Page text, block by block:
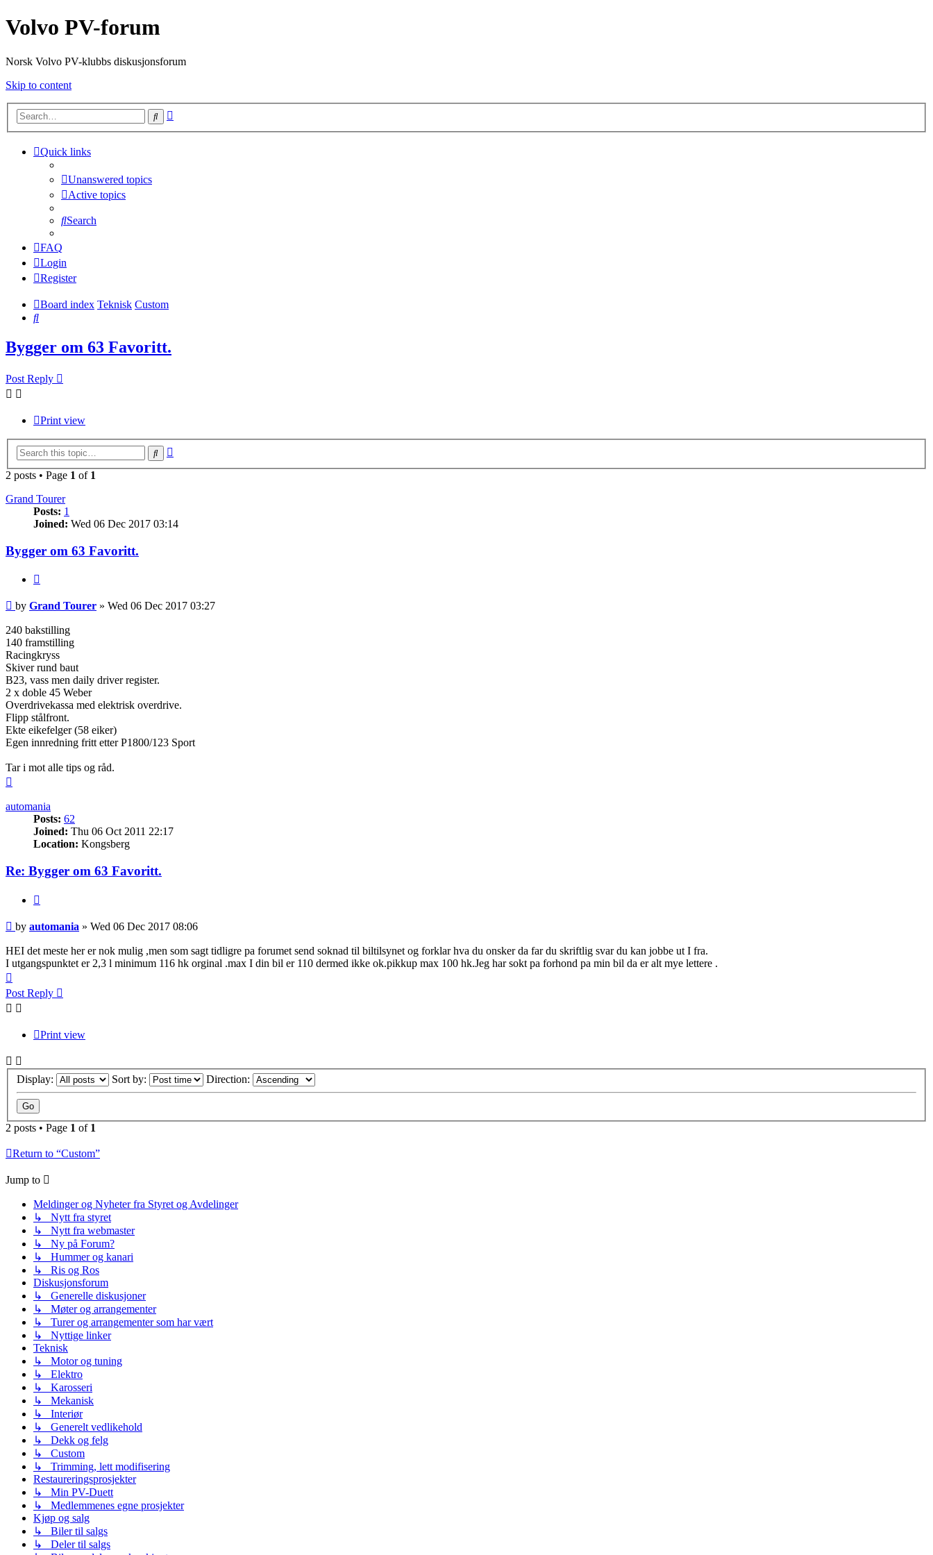
Volvo PV-forum
Norsk Volvo PV-klubbs diskusjonsforum
Skip to content
Search
Quick links
Unanswered topics
Active topics
Search
FAQ
Login
Register
Board index Teknisk Custom
Search
Bygger om 63 Favoritt.
Post Reply
Print view
Search
2 posts • Page 1 of 1
Grand Tourer
Posts: 1
Joined: Wed 06 Dec 2017 03:14
Bygger om 63 Favoritt.
Post
by Grand Tourer » Wed 06 Dec 2017 03:27
240 bakstilling
140 framstilling
Racingkryss
Skiver rund baut
B23, vass men daily driver register.
2 x doble 45 Weber
Overdrivekassa med elektrisk overdrive.
Flipp stålfront.
Ekte eikefelger (58 eiker)
Egen innredning fritt etter P1800/123 Sport
Tar i mot alle tips og råd.
automania
Posts: 62
Joined: Thu 06 Oct 2011 22:17
Location: Kongsberg
Re: Bygger om 63 Favoritt.
Post
by automania » Wed 06 Dec 2017 08:06
HEI det meste her er nok mulig ,men som sagt tidligre pa forumet send soknad til biltilsynet og forklar hva du onsker da far du skriftlig svar du kan jobbe ut I fra.
I utgangspunktet er 2,3 l minimum 116 hk orginal .max I din bil er 110 dermed ikke ok.pikkup max 100 hk.Jeg har sokt pa forhond pa min bil da er alt mye lettere .
Post Reply
Print view
Display: Sort by: Direction:
2 posts • Page 1 of 1
Return to “Custom”
Jump to
Meldinger og Nyheter fra Styret og Avdelinger
↳ Nytt fra styret
↳ Nytt fra webmaster
↳ Ny på Forum?
↳ Hummer og kanari
↳ Ris og Ros
Diskusjonsforum
↳ Generelle diskusjoner
↳ Møter og arrangementer
↳ Turer og arrangementer som har vært
↳ Nyttige linker
Teknisk
↳ Motor og tuning
↳ Elektro
↳ Karosseri
↳ Mekanisk
↳ Interiør
↳ Generelt vedlikehold
↳ Dekk og felg
↳ Custom
↳ Trimming, lett modifisering
Restaureringsprosjekter
↳ Min PV-Duett
↳ Medlemmenes egne prosjekter
Kjøp og salg
↳ Biler til salgs
↳ Deler til salgs